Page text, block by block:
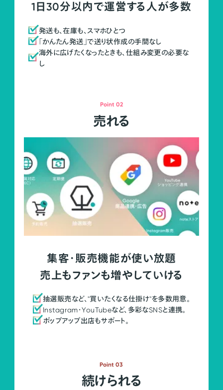
1日30分以内で運営する人が多数
発送も、在庫も、スマホひとつ
「かんたん発送」で送り状作成の手間なし
海外に広げたくなったときも、仕組み変更の必要な
し
Point 02
売れる
集客・販売機能が使い放題
売上もファンも増やしていける
抽選販売など、"買いたくなる仕掛け"を多数用意。
Instagram・YouTubeなど、多彩なSNSと連携。
ポップアップ出店もサポート。
Point 03
続けられる